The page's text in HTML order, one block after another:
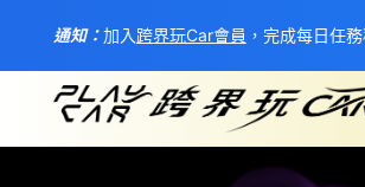
通知：加入 跨界玩Car會員 ，完成每日任